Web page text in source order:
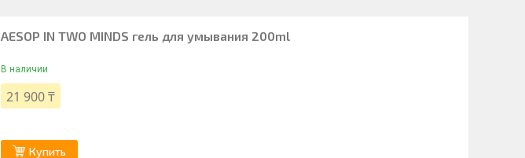
AESOP IN TWO MINDS гель для умывания 200ml
В наличии
21 900 ₸
Купить